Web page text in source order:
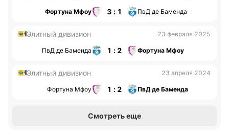
Фортуна Мфоу 3 : 1 ПвД де Баменда
Элитный дивизион 23 февраля 2025
ПвД де Баменда 1 : 2 Фортуна Мфоу
Элитный дивизион 23 апреля 2024
Фортуна Мфоу 1 : 2 ПвД де Баменда
Смотреть еще